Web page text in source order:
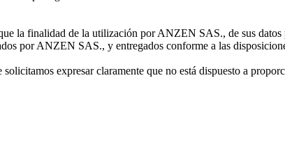
la finalidad de la utilización por ANZEN SAS., de sus
por ANZEN SAS., y entregados conforme a las
expresar claramente que no está dispuesto a